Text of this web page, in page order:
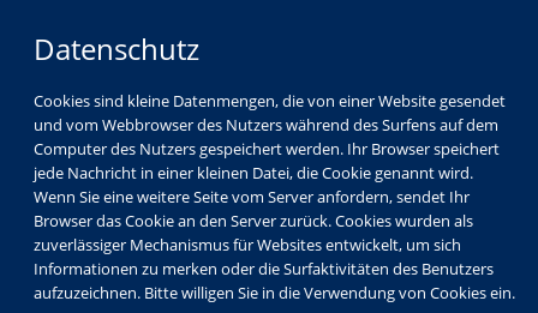
Datenschutz
Cookies sind kleine Datenmengen, die von einer Website gesendet
und vom Webbrowser des Nutzers während des Surfens auf dem
Computer des Nutzers gespeichert werden. Ihr Browser speichert
jede Nachricht in einer kleinen Datei, die Cookie genannt wird.
Wenn Sie eine weitere Seite vom Server anfordern, sendet Ihr
Browser das Cookie an den Server zurück. Cookies wurden als
zuverlässiger Mechanismus für Websites entwickelt, um sich
Informationen zu merken oder die Surfaktivitäten des Benutzers
aufzuzeichnen. Bitte willigen Sie in die Verwendung von Cookies ein.
Kinder
Jugendliche
Familien
Schul- und Jugendsozialarbeit